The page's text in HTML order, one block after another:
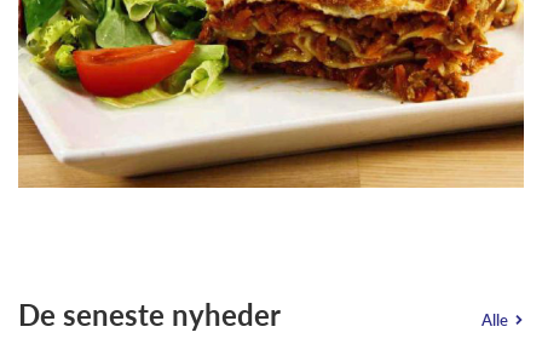
De seneste nyheder Alle